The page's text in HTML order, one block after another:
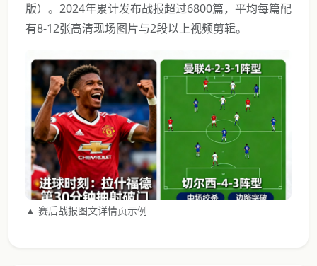
版）。2024年累计发布战报超过6800篇，平均每篇配
有8-12张高清现场图片与2段以上视频剪辑。
▲ 赛后战报图文详情页示例